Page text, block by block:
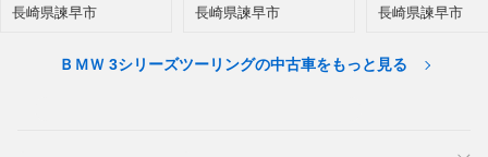
長崎県諫早市 長崎県諫早市 長崎県諫早市
ＢＭＷ 3シリーズツーリングの中古車をもっと見る